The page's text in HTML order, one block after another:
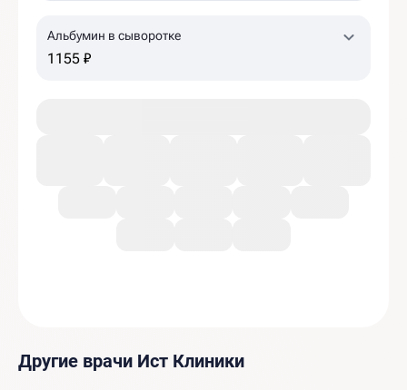
Альбумин в сыворотке
1155 ₽
Другие врачи Ист Клиники